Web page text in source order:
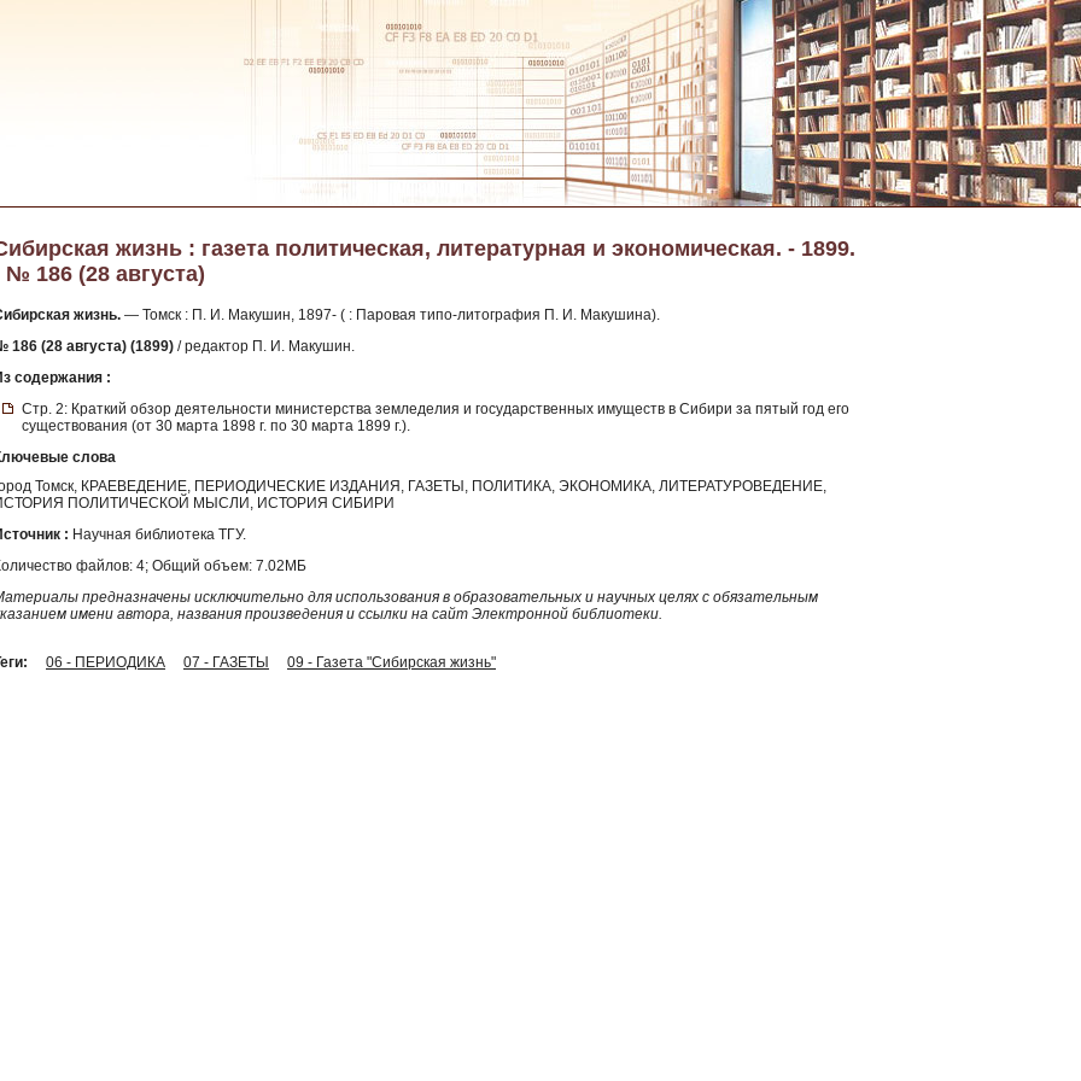
жизнь : газета политическая, литературная и экономическая. - 1899.
№ 186 (28 августа)
жизнь. — Томск : П. И. Макушин, 1897- ( : Паровая типо-литография П. И. Макушина).
186 (28 августа) (1899) / редактор П. И. Макушин.
содержания :
Стр. 2: Краткий обзор деятельности министерства земледелия и государственных имуществ в Сибири за пятый год его
существования (от 30 марта 1898 г. по 30 марта 1899 г.).
слова
Томск, КРАЕВЕДЕНИЕ, ПЕРИОДИЧЕСКИЕ ИЗДАНИЯ, ГАЗЕТЫ, ПОЛИТИКА, ЭКОНОМИКА, ЛИТЕРАТУРОВЕДЕНИЕ,
ПОЛИТИЧЕСКОЙ МЫСЛИ, ИСТОРИЯ СИБИРИ
: Научная библиотека ТГУ.
файлов: 4; Общий объем: 7.02МБ
предназначены исключительно для использования в образовательных и научных целях с обязательным
имени автора, названия произведения и ссылки на сайт Электронной библиотеки.
06 - ПЕРИОДИКА 07 - ГАЗЕТЫ 09 - Газета "Сибирская жизнь"